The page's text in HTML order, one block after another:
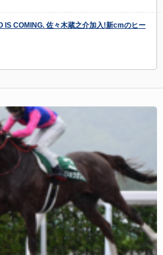
IS COMING. 佐々木蔵之介加入!新cmのヒー